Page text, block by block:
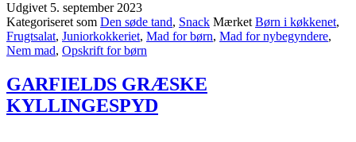
RÅCREME
Udgivet 5. september 2023
Kategoriseret som Den søde tand, Snack Mærket Børn i køkkenet,
Frugtsalat, Juniorkokkeriet, Mad for børn, Mad for nybegyndere,
Nem mad, Opskrift for børn
GARFIELDS GRÆSKE
KYLLINGESPYD